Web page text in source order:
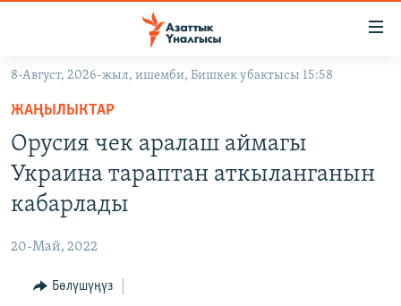
Навигацияга
өтүңүз
Издөөгө
салыңызКЫРГЫЗСТАН
САЯСАТ
МАДАНИЯТ
ДҮЙНӨ
ДҮЙНӨ
УКРАИНА
ТВ ПРОГРАММАЛАР
БҮГҮН АЗАТТЫКТА
ПОДКАСТ
8-Август, 2026-жыл, ишемби, Бишкек убактысы 15:58
ЖАҢЫЛЫКТАР
​​​​​​​Орусия чек аралаш аймагы
Украина тараптан аткыланганын
кабарлады
20-Май, 2022
Бөлүшүңүз